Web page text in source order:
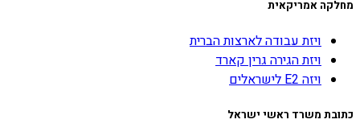
מחלקה אמריקאית
ויזת עבודה לארצות הברית
ויזת הגירה גרין קארד
ויזה E2 לישראלים
כתובת משרד ראשי ישראל